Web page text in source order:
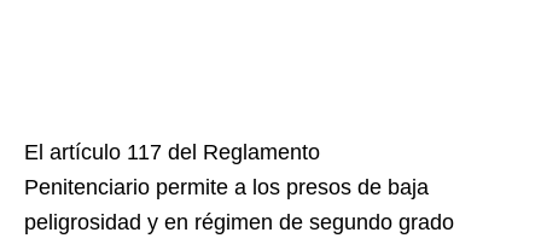
El artículo 117 del Reglamento
Penitenciario permite a los presos de baja
peligrosidad y en régimen de segundo grado